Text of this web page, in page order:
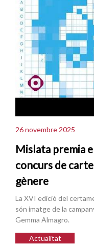
26 novembre 2025
Mislata premia
concurs de
gènere
La XVI edició del
són imatge de la
Gemma Almagro.
Actualitat